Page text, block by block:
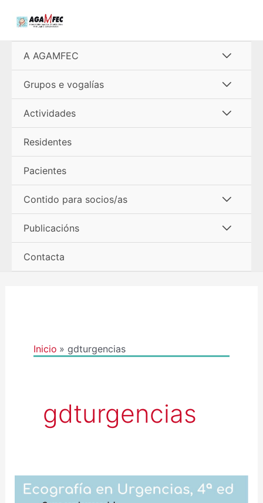
A AGAMFEC
menú
Grupos e vogalías
menú
Actividades
Residentes
Pacientes
Contido para socios/as
menú
Publicacións
Contacta
Inicio gdturgencias
gdturgencias
APRAZADAS
AS